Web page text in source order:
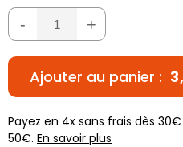
- +
Ajouter au panier :
Payez en 4x sans frais dès
50€. En savoir plus